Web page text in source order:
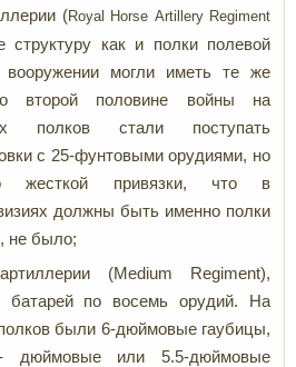
(Royal Horse Artillery Regiment
как и полки полевой
могли иметь те же
второй половине войны на
полков стали поступать
с 25-фунтовыми орудиями, но
жесткой привязки, что в
должны быть именно полки
не было;
(Medium Regiment),
батарей по восемь орудий. На
были 6-дюймовые гаубицы,
дюймовые или 5.5-дюймовые